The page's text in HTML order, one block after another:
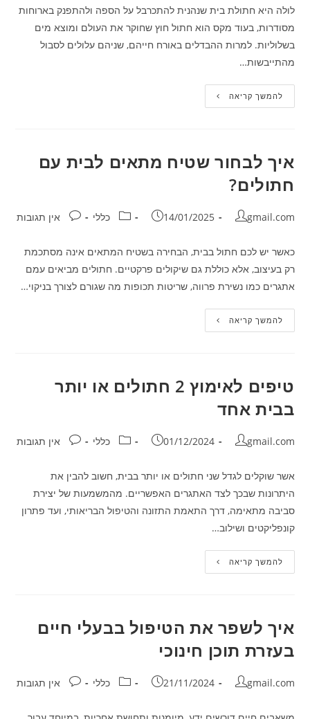
לולה היא חתולת בית שנהנית להתכרבל על הספה ולהתפנק בארוחות
מסודרות, בעוד מקס הוא חתול חוץ שחוקר את העולם ומוצא מים
בשלוליות. למרות ההבדלים באורח חייהם, שניהם עלולים לסבול
מהתייבשות…
להמשך קריאהאיך
למנוע
איך לבחור שטיח מתאים לבית עם
חתולים?
מחבר:
gmail.com פורסם:
14/01/2025 קטגוריה:
כללי תגובות:אין תגובות
כאשר יש לכם חתול בבית, הבחירה בשטיח המתאים אינה מסתכמת
רק בעיצוב, אלא כוללת גם שיקולים פרקטיים. חתולים מביאים עמם
אתגרים כמו נשירת פרווה, שריטות תכופות מה שגורם לצורך בניקוי…
להמשך קריאהאיך
לבחור
טיפים לאימוץ 2 חתולים או יותר
בבית אחד
מחבר:
gmail.com פורסם:
01/12/2024 קטגוריה:
כללי תגובות:אין תגובות
אשר שוקלים לגדל שני חתולים או יותר בבית, חשוב להבין את
היתרונות שבכך לצד האתגרים האפשריים. מהמשמעות של יצירת
סביבה מתאימה, דרך התאמת התזונה והטיפול הבריאותי, ועד פתרון
קונפליקטים ושילוב…
להמשך קריאהטיפים
לאימוץ
אחד
איך לשפר את הטיפול בבעלי חיים
בעזרת תוכן חינוכי
מחבר:
gmail.com פורסם:
21/11/2024 קטגוריה:
כללי תגובות:אין תגובות